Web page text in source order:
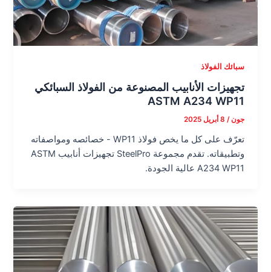
سبائك الفولاذ
تجهيزات الأنابيب المصنوعة من الفولاذ السبائكي
ASTM A234 WP11
جون/ 8 أبريل 2025
تعرّف على كل ما يخص فولاذ WP11 - خصائصه ومواصفاته
وتطبيقاته. تقدم مجموعة SteelPro تجهيزات أنابيب ASTM
A234 WP11 عالية الجودة.